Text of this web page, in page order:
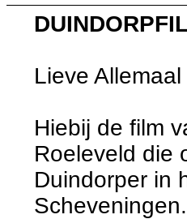
Lieve
Hiebij de film
Roeleveld die
Duindorper in
Scheveningen.